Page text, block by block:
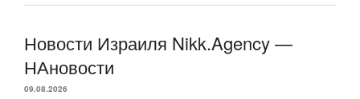
Новости Израиля Nikk.Agency —
НАновости
09.08.2026